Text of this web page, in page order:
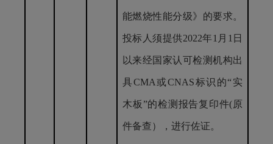
能燃烧性能分级》的要求。
投标人须提供2022年1月1日
以来经国家认可检测机构出
具CMA或CNAS标识的“实
木板”的检测报告复印件(原
件备查），进行佐证。